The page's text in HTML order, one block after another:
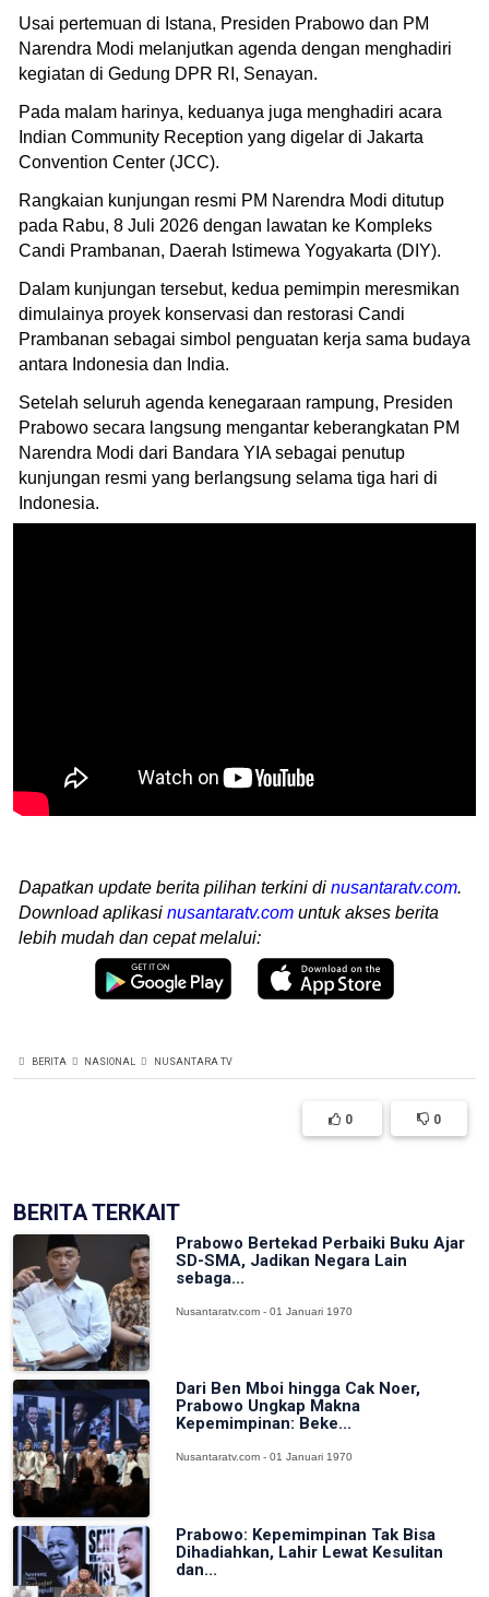
Usai pertemuan di Istana, Presiden Prabowo dan PM
Narendra Modi melanjutkan agenda dengan menghadiri
kegiatan di Gedung DPR RI, Senayan.
Pada malam harinya, keduanya juga menghadiri acara
Indian Community Reception yang digelar di Jakarta
Convention Center (JCC).
Rangkaian kunjungan resmi PM Narendra Modi ditutup
pada Rabu, 8 Juli 2026 dengan lawatan ke Kompleks
Candi Prambanan, Daerah Istimewa Yogyakarta (DIY).
Dalam kunjungan tersebut, kedua pemimpin meresmikan
dimulainya proyek konservasi dan restorasi Candi
Prambanan sebagai simbol penguatan kerja sama budaya
antara Indonesia dan India.
Setelah seluruh agenda kenegaraan rampung, Presiden
Prabowo secara langsung mengantar keberangkatan PM
Narendra Modi dari Bandara YIA sebagai penutup
kunjungan resmi yang berlangsung selama tiga hari di
Indonesia.
Dapatkan update berita pilihan terkini di nusantaratv.com.
Download aplikasi nusantaratv.com untuk akses berita
lebih mudah dan cepat melalui:
BERITA NASIONAL NUSANTARA TV
0 0
BERITA TERKAIT
Prabowo Bertekad Perbaiki Buku Ajar
SD-SMA, Jadikan Negara Lain
sebaga...
Nusantaratv.com - 01 Januari 1970
Dari Ben Mboi hingga Cak Noer,
Prabowo Ungkap Makna
Kepemimpinan: Beke...
Nusantaratv.com - 01 Januari 1970
Prabowo: Kepemimpinan Tak Bisa
Dihadiahkan, Lahir Lewat Kesulitan
dan...